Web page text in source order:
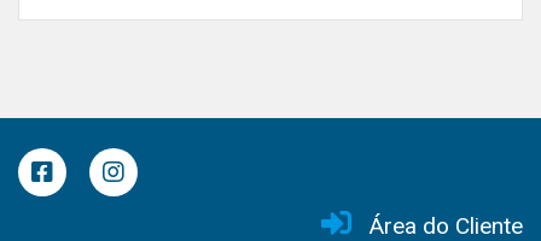
Área do Cliente